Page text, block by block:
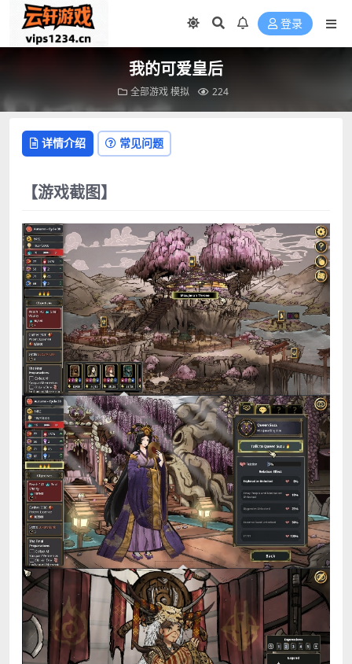
登录
我的可爱皇后
全部游戏 模拟 224
详情介绍 常见问题
【游戏截图】